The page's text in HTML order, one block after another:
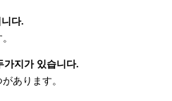
다.
가지가 있습니다.
あります。